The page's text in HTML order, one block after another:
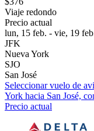
Viaje redondo
Precio actual
lun, 15 feb. - vie, 19
JFK
Nueva York
SJO
San José
Seleccionar vuelo de
York hacia San José,
Precio actual